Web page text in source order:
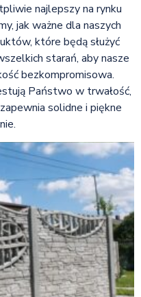
najlepszy na rynku
jak ważne dla naszych
które będą służyć
starań, aby nasze
bezkompromisowa.
Państwo w trwałość,
solidne i piękne